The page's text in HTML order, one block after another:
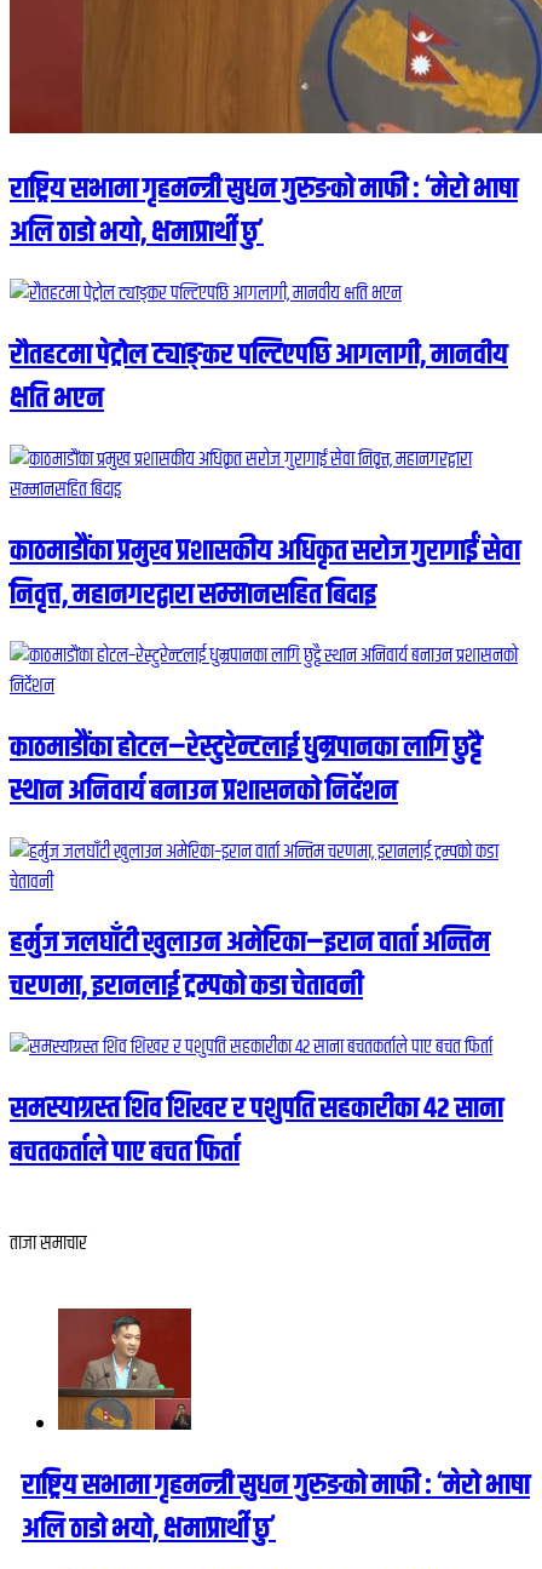
राष्ट्रिय सभामा गृहमन्त्री सुधन गुरुङको माफी : ‘मेरो भाषा
अलि ठाडो भयो, क्षमाप्रार्थी छु’
रौतहटमा पेट्रोल ट्याङ्कर पल्टिएपछि आगलागी, मानवीय
क्षति भएन
काठमाडौंका प्रमुख प्रशासकीय अधिकृत सरोज गुरागाईं सेवा
निवृत्त, महानगरद्वारा सम्मानसहित बिदाइ
काठमाडौंका होटल–रेस्टुरेन्टलाई धुम्रपानका लागि छुट्टै
स्थान अनिवार्य बनाउन प्रशासनको निर्देशन
हर्मुज जलघाँटी खुलाउन अमेरिका–इरान वार्ता अन्तिम
चरणमा, इरानलाई ट्रम्पको कडा चेतावनी
समस्याग्रस्त शिव शिखर र पशुपति सहकारीका ४२ साना
बचतकर्ताले पाए बचत फिर्ता
ताजा समाचार
राष्ट्रिय सभामा गृहमन्त्री सुधन गुरुङको माफी : ‘मेरो भाषा
अलि ठाडो भयो, क्षमाप्रार्थी छु’